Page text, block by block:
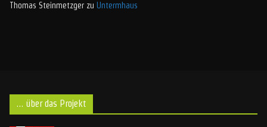
Thomas Steinmetzger zu Untermhaus
… über das Projekt